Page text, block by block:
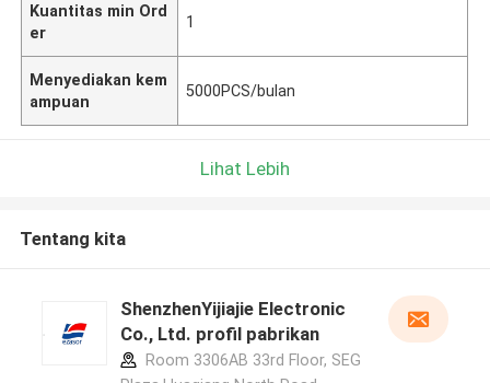
Kuantitas min Ord
er
1
Menyediakan kem
ampuan
5000PCS/bulan
Lihat Lebih
Tentang kita
ShenzhenYijiajie Electronic
Co., Ltd. profil pabrikan
Room 3306AB 33rd Floor, SEG